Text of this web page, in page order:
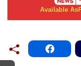
Available As